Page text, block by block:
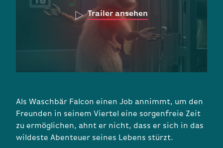
Trailer ansehen
Als Waschbär Falcon einen Job annimmt, um den
Freunden in seinem Viertel eine sorgenfreie Zeit
zu ermöglichen, ahnt er nicht, dass er sich in das
wildeste Abenteuer seines Lebens stürzt.